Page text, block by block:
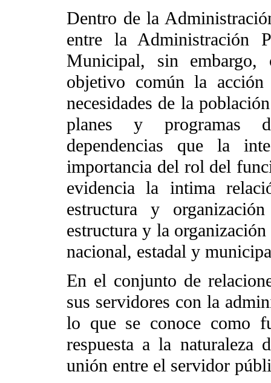
Dentro de la
entre la Administración
Municipal, sin
objetivo común la
necesidades de la
planes y programas
dependencias que la
importancia del rol del
evidencia la intima
estructura y
estructura y la
nacional, estadal y
En el conjunto de
sus servidores con la
lo que se conoce como
respuesta a la naturaleza
unión entre el servidor